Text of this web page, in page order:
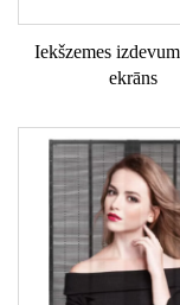
Iekšzemes
ekrāns